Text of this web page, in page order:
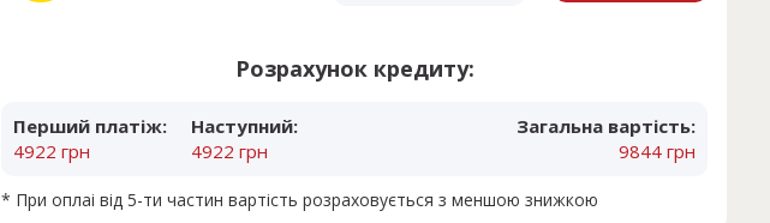
Розрахунок кредиту:
Перший платіж:
4922 грн
Наступний:
4922 грн
Загальна вартість:
9844 грн
* При оплаі від 5-ти частин вартість розраховується з меншою знижкою